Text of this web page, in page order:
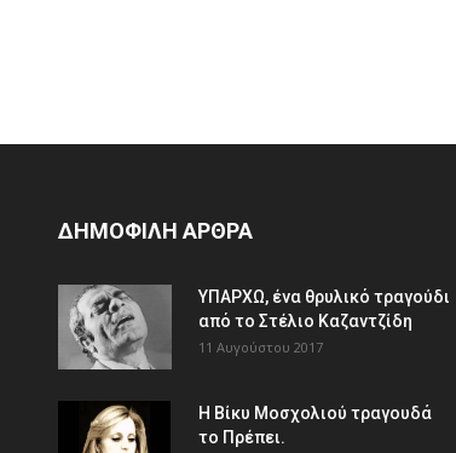
ΔΗΜΟΦΙΛΗ ΑΡΘΡΑ
ΥΠΑΡΧΩ, ένα θρυλικό τραγούδι
από το Στέλιο Καζαντζίδη
11 Αυγούστου 2017
Η Βίκυ Μοσχολιού τραγουδά
το Πρέπει.